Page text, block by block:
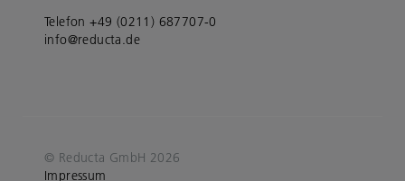
Telefon +49 (0211) 687707-0
info@reducta.de
© Reducta GmbH 2026
Impressum